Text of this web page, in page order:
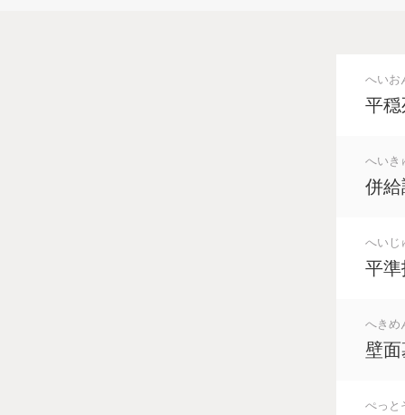
へいお
平
へいき
併
へいじ
平
へきめ
壁
ぺっと